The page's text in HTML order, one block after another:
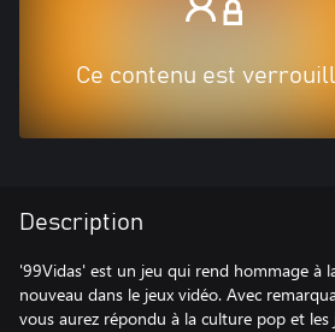
Ce contenu est
Description
'99Vidas' est un jeu qui rend hommage à
nouveau dans le jeux vidéo. Avec
vous aurez répondu à la culture pop et les